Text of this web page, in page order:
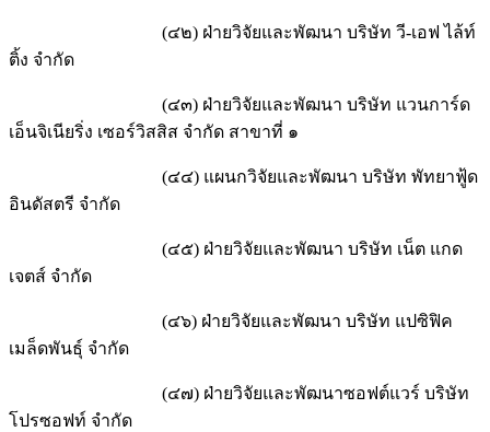
(๔๒) ฝ่ายวิจัยและพัฒนา บริษัท วี-เอฟ ไล้ท์
ติ้ง จำกัด
(๔๓) ฝ่ายวิจัยและพัฒนา บริษัท แวนการ์ด
เอ็นจิเนียริ่ง เซอร์วิสสิส จำกัด สาขาที่ ๑
(๔๔) แผนกวิจัยและพัฒนา บริษัท พัทยาฟู้ด
อินดัสตรี จำกัด
(๔๕) ฝ่ายวิจัยและพัฒนา บริษัท เน็ต แกด
เจตส์ จำกัด
(๔๖) ฝ่ายวิจัยและพัฒนา บริษัท แปซิฟิค
เมล็ดพันธุ์ จำกัด
(๔๗) ฝ่ายวิจัยและพัฒนาซอฟต์แวร์ บริษัท
โปรซอฟท์ จำกัด